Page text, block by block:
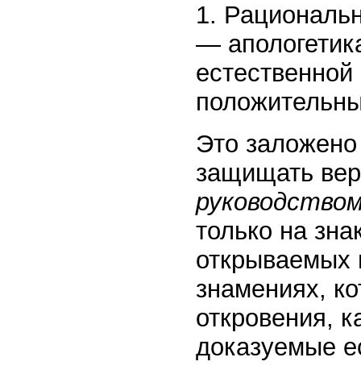
1.
—
Это
защищать
только на
открываемых
знамениях,
откровения,
доказуемые